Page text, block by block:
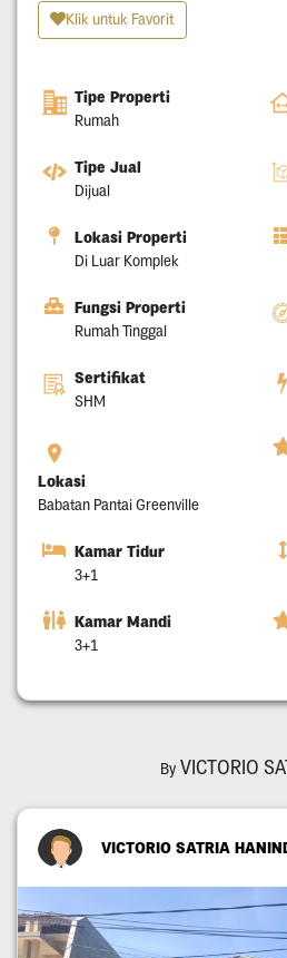
Klik untuk Favorit
Tipe Properti
Rumah
Tipe Jual
Dijual
Lokasi Properti
Di Luar Komplek
Fungsi Properti
Rumah Tinggal
Sertifikat
SHM
Lokasi
Babatan Pantai Greenville
Kamar Tidur
3+1
Kamar Mandi
3+1
By VICTORIO
VICTORIO SATRIA